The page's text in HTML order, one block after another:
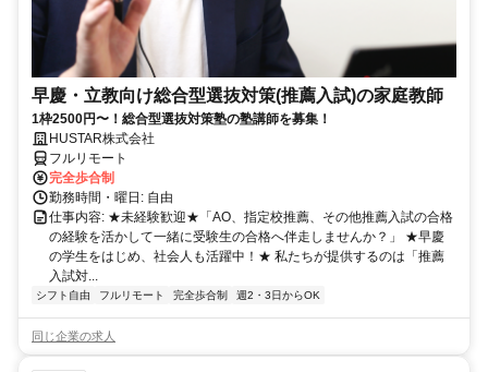
早慶・立教向け総合型選抜対策(推薦入試)の家庭教師
1枠2500円〜！総合型選抜対策塾の塾講師を募集！
HUSTAR株式会社
フルリモート
完全歩合制
勤務時間・曜日: 自由
仕事内容: ★未経験歓迎★「AO、指定校推薦、その他推薦入試の合格
の経験を活かして一緒に受験生の合格へ伴走しませんか？」 ★早慶
の学生をはじめ、社会人も活躍中！★ 私たちが提供するのは「推薦
入試対...
シフト自由 フルリモート 完全歩合制 週2・3日からOK
同じ企業の求人